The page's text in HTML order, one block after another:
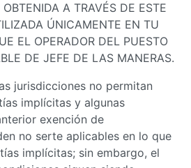
A TRAVÉS DE ESTE
ÚNICAMENTE EN TU
EL OPERADOR DEL PUESTO
DE JEFE DE LAS MANERAS.
jurisdicciones no permitan
implícitas y algunas
exención de
no serte aplicables en lo que
implícitas; sin embargo, el